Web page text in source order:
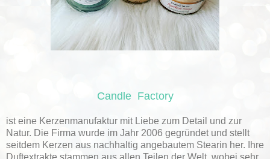
Candle Factory
ist eine Kerzenmanufaktur mit Liebe zum Detail und zur
Natur. Die Firma wurde im Jahr 2006 gegründet und stellt
seitdem Kerzen aus nachhaltig angebautem Stearin her. Ihre